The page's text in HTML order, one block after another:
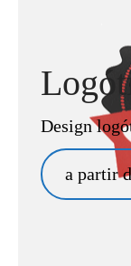
Design
a partir